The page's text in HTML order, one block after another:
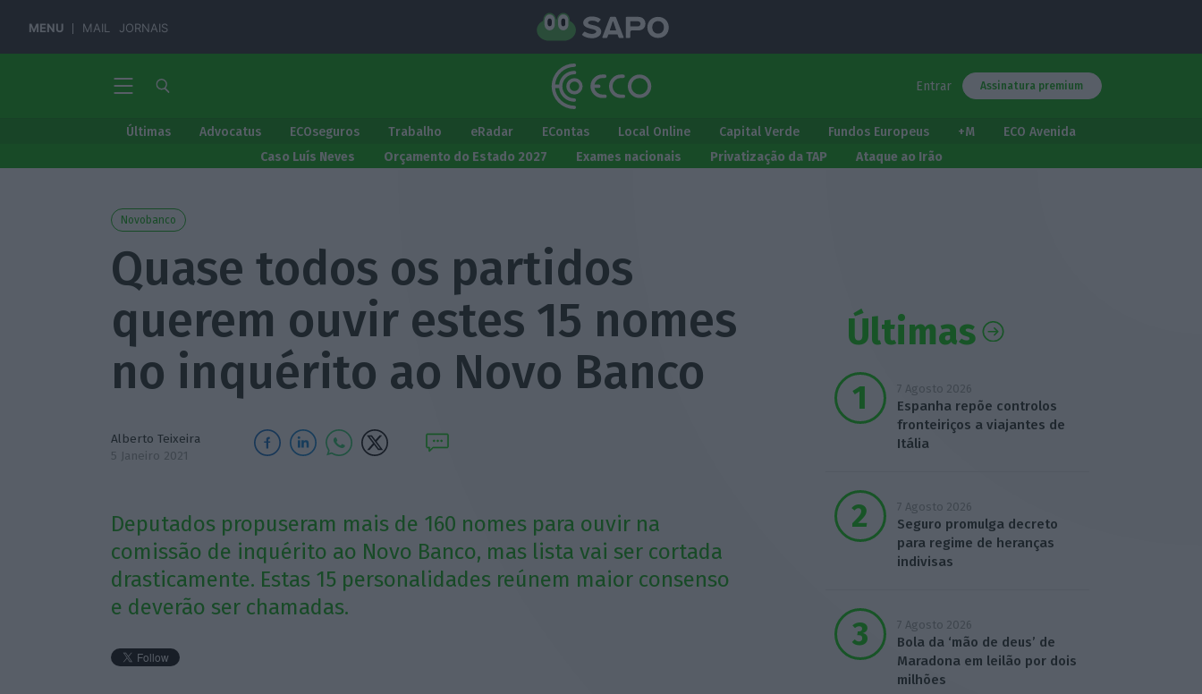
MENU MAIL JORNAIS
Entrar Assinatura premium
Últimas Advocatus ECOseguros Trabalho eRadar EContas Local Online Capital Verde Fundos Europeus +M
ECO Avenida
Caso Luís Neves
Orçamento do Estado 2027 Exames nacionais Privatização da TAP Ataque ao Irão
Novobanco
Quase todos os partidos
querem ouvir estes 15 nomes
no inquérito ao Novo Banco
Alberto Teixeira
5 Janeiro 2021
Deputados propuseram mais de 160 nomes para ouvir na
comissão de inquérito ao Novo Banco, mas lista vai ser cortada
drasticamente. Estas 15 personalidades reúnem maior consenso
e deverão ser chamadas.
Últimas
7 Agosto 2026
Espanha repõe controlos
fronteiriços a viajantes de
Itália
7 Agosto 2026
Seguro promulga decreto
para regime de heranças
indivisas
7 Agosto 2026
Bola da ‘mão de deus’ de
Maradona em leilão por dois
milhões